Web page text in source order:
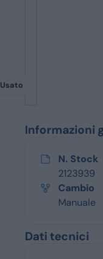
Usato
Informazioni
N. Stock
2123939
Cambio
Manuale
Dati tecnici